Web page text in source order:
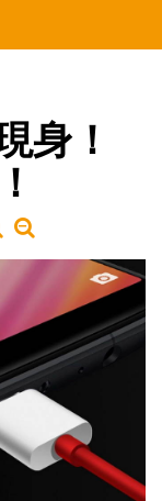
身！